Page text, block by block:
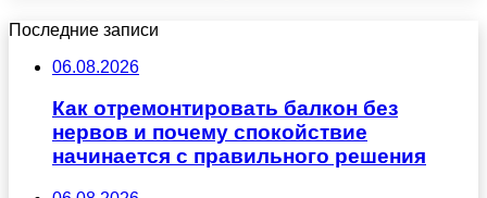
Последние записи
06.08.2026
Как отремонтировать балкон без
нервов и почему спокойствие
начинается с правильного решения